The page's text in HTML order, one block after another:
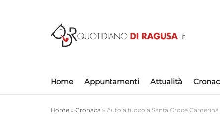
Home Appuntamenti Attualità
Home » Cronaca » Auto a fuoco a Santa Croce Camerina